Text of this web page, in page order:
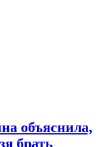
объяснила,
брать